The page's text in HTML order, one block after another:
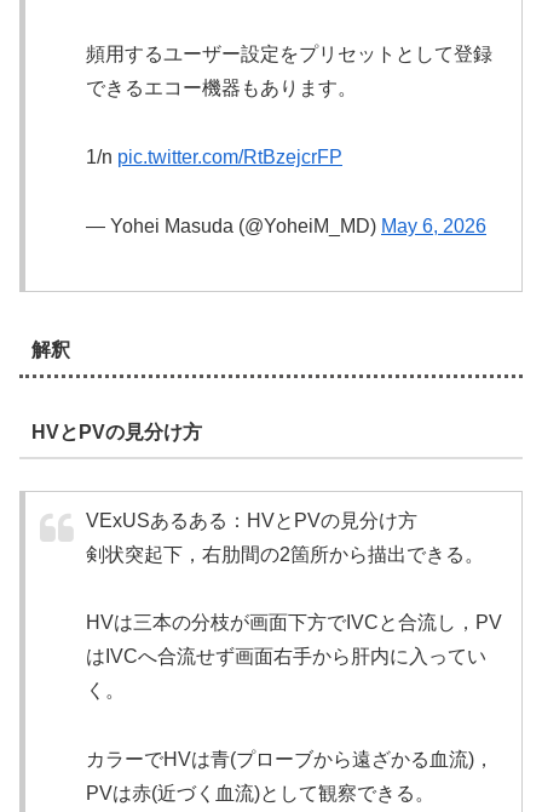
頻用するユーザー設定をプリセットとして登録
できるエコー機器もあります。
1/n pic.twitter.com/RtBzejcrFP
— Yohei Masuda (@YoheiM_MD) May 6, 2026
解釈
HVとPVの見分け方
VExUSあるある：HVとPVの見分け方
剣状突起下，右肋間の2箇所から描出できる。
HVは三本の分枝が画面下方でIVCと合流し，PV
はIVCへ合流せず画面右手から肝内に入ってい
く。
カラーでHVは青(プローブから遠ざかる血流)，
PVは赤(近づく血流)として観察できる。